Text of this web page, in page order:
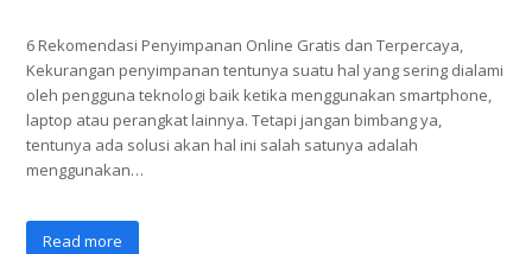
6 Rekomendasi Penyimpanan Online Gratis dan Terpercaya,
Kekurangan penyimpanan tentunya suatu hal yang sering dialami
oleh pengguna teknologi baik ketika menggunakan smartphone,
laptop atau perangkat lainnya. Tetapi jangan bimbang ya,
tentunya ada solusi akan hal ini salah satunya adalah
menggunakan…
Read more